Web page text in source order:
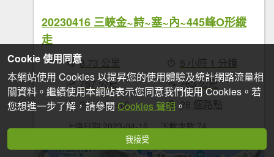
20230416 三峽金~詩~塞~內~445峰O形縱
走
8.73 公里
5 小時 1 分鐘
767 公尺
763 公尺
2023-04-16
28 個路點
上傳日期 2023-04-16 下載次數 74
Cookie 使用同意
本網站使用 Cookies 以提昇您的使用體驗及統計網路流量相
關資料。繼續使用本網站表示您同意我們使用 Cookies。若
您想進一步了解，請參閱Cookies 聲明 。
我接受